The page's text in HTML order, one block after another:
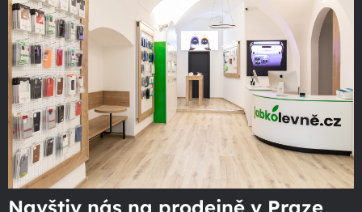
Navštiv nás na prodejně v Praze